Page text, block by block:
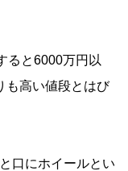
ると6000万円以
も高い値段とはび
口にホイールとい